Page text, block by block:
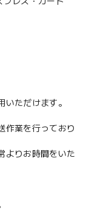
いただけます。
作業を行っており
よりお時間をいた